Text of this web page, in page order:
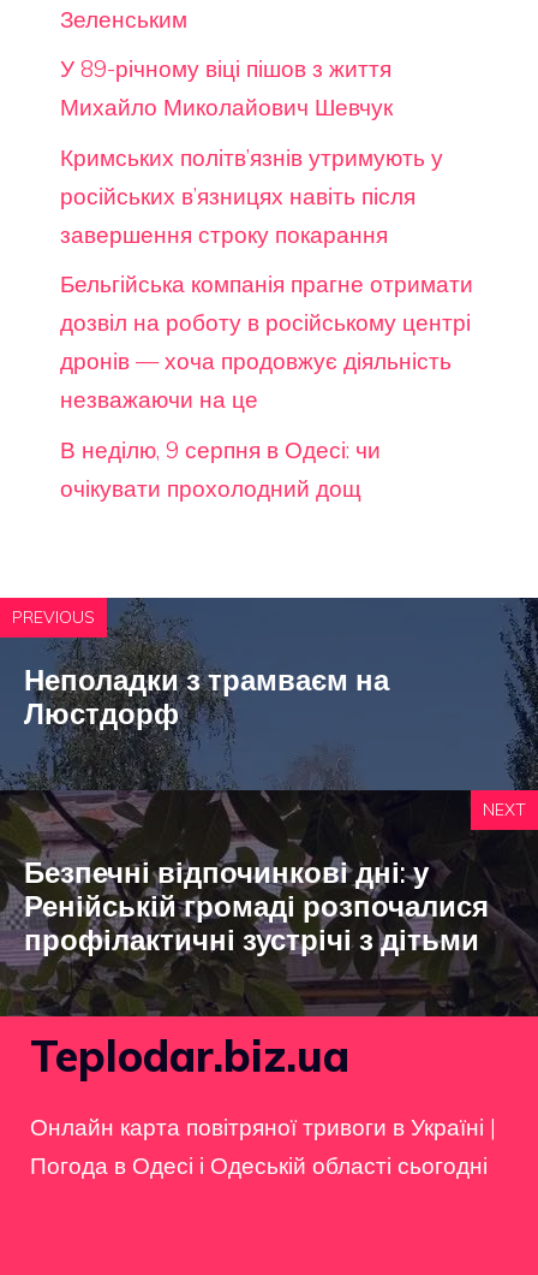
Зеленським
У 89-річному віці пішов з життя
Михайло Миколайович Шевчук
Кримських політв’язнів утримують у
російських в’язницях навіть після
завершення строку покарання
Бельгійська компанія прагне отримати
дозвіл на роботу в російському центрі
дронів — хоча продовжує діяльність
незважаючи на це
В неділю, 9 серпня в Одесі: чи
очікувати прохолодний дощ
PREVIOUS
Неполадки з трамваєм на
Люстдорф
NEXT
Безпечні відпочинкові дні: у
Ренійській громаді розпочалися
профілактичні зустрічі з дітьми
Teplodar.biz.ua
Онлайн карта повітряної тривоги в Україні |
Погода в Одесі і Одеській області сьогодні